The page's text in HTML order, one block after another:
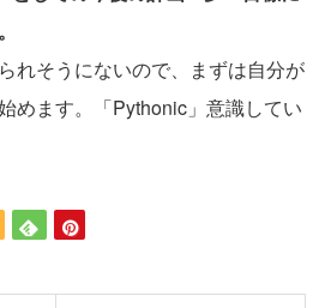
れそうにないので、まずは自分が
めます。「Pythonic」意識してい